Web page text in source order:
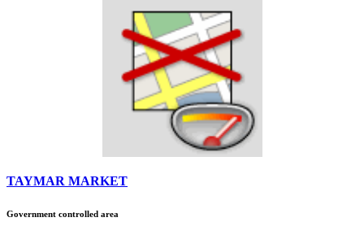
TAYMAR MARKET
Government controlled area